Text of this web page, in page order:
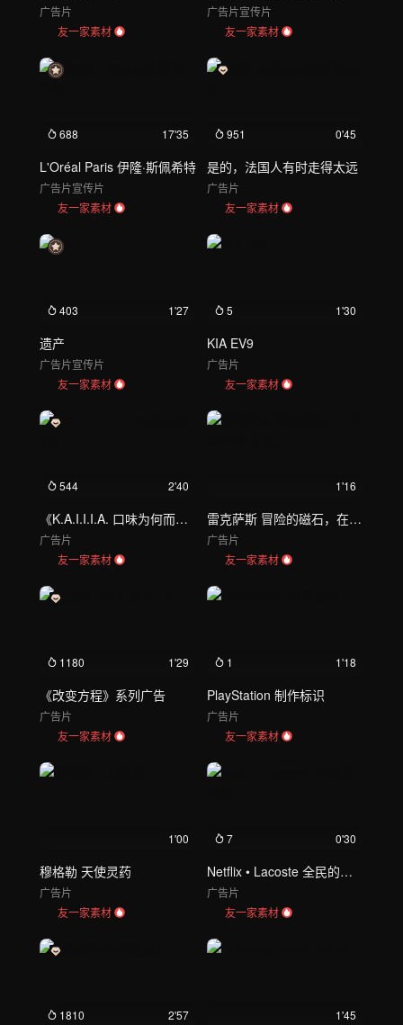
广告片
友一家素材
广告片宣传片
友一家素材
688 17'35
L'Oréal Paris 伊隆·斯佩希特
广告片宣传片
友一家素材
951 0'45
是的，法国人有时走得太远
广告片
友一家素材
403 1'27
遗产
广告片宣传片
友一家素材
5 1'30
KIA EV9
广告片
友一家素材
544 2'40
《K.A.I.I.I.A. 口味为何而有》
广告片
友一家素材
1'16
雷克萨斯 冒险的磁石，在NX中如鱼得水
广告片
友一家素材
1180 1'29
《改变方程》系列广告
广告片
友一家素材
1 1'18
PlayStation 制作标识
广告片
友一家素材
1'00
穆格勒 天使灵药
广告片
友一家素材
7 0'30
Netflix • Lacoste 全民的收藏
广告片
友一家素材
1810 2'57 1'45